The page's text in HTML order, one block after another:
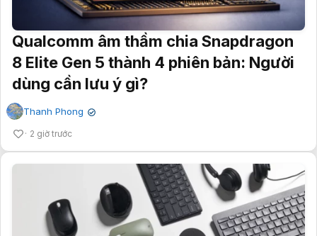
Qualcomm âm thầm chia Snapdragon
8 Elite Gen 5 thành 4 phiên bản: Người
dùng cần lưu ý gì?
Thanh Phong ✔
2 giờ trước